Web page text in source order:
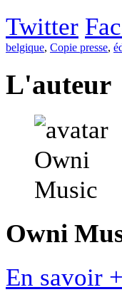
Twitter
belgique, Copie presse,
L'auteur
Owni
En savoir +